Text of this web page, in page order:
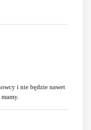
i nie będzie nawet